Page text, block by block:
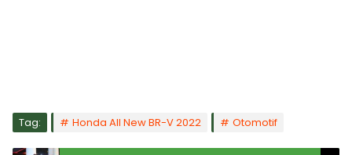
Tag: Honda All New BR-V 2022 Otomotif